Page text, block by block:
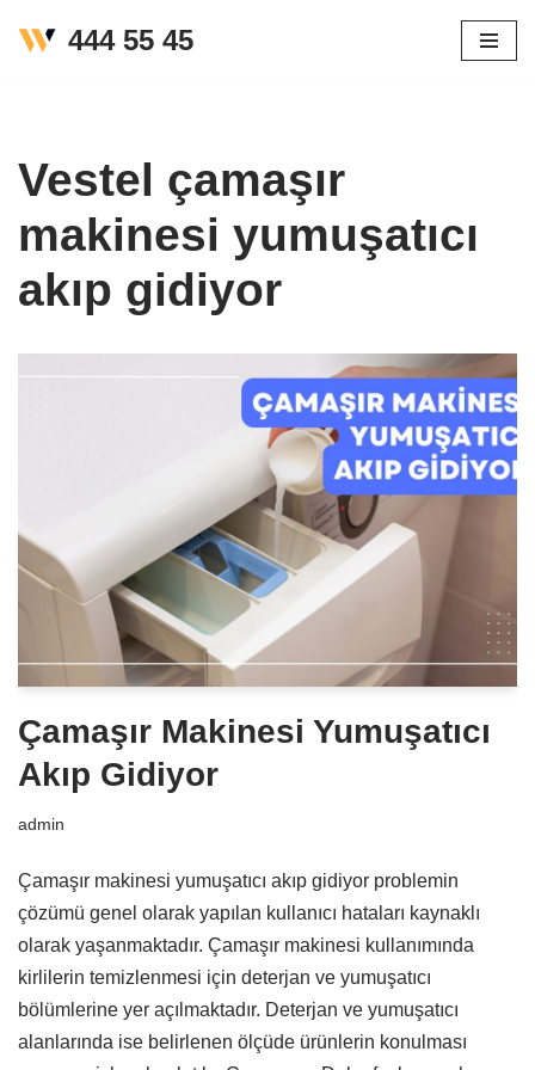
444 55 45
Vestel çamaşır
makinesi yumuşatıcı
akıp gidiyor
Çamaşır Makinesi Yumuşatıcı
Akıp Gidiyor
admin
Çamaşır makinesi yumuşatıcı akıp gidiyor problemin
çözümü genel olarak yapılan kullanıcı hataları kaynaklı
olarak yaşanmaktadır. Çamaşır makinesi kullanımında
kirlilerin temizlenmesi için deterjan ve yumuşatıcı
bölümlerine yer açılmaktadır. Deterjan ve yumuşatıcı
alanlarında ise belirlenen ölçüde ürünlerin konulması